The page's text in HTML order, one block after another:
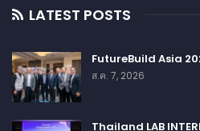
LATEST POSTS
FutureBuild Asia
ส.ค. 7, 2026
Thailand LAB